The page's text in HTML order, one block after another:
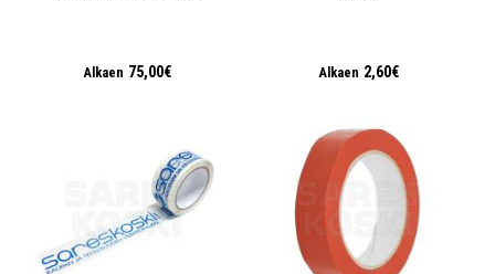
Alkaen 75,00€ Alkaen 2,60€